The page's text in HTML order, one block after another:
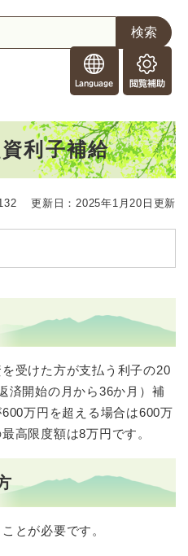
o
r
e
i
n
閲
覧
助
利子補給
更新日：2025年1月20日更新
受けた方が支払う利子の20
済開始の月から36か月）補
万円を超える場合は600万
高限度額は8万円です。
とが必要です。